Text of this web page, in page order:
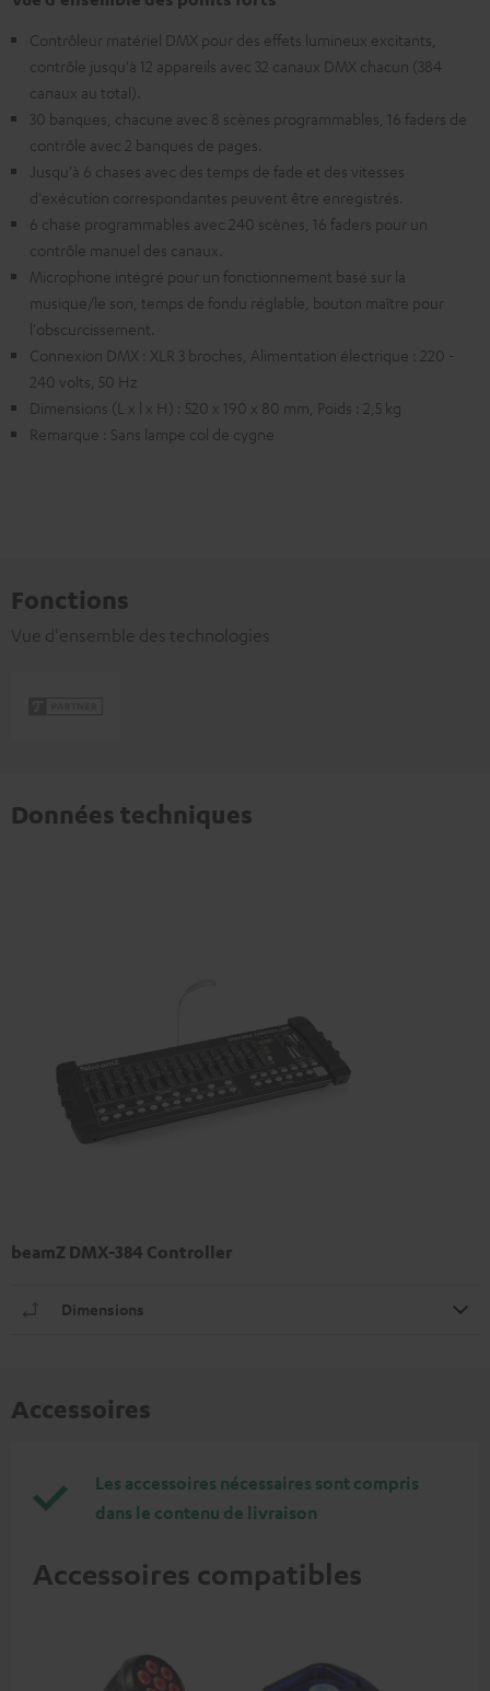
Contrôleur matériel DMX pour des effets lumineux excitants,
contrôle jusqu'à 12 appareils avec 32 canaux DMX chacun (384
canaux au total).
30 banques, chacune avec 8 scènes programmables, 16 faders de
contrôle avec 2 banques de pages.
Jusqu'à 6 chases avec des temps de fade et des vitesses
d'exécution correspondantes peuvent être enregistrés.
6 chase programmables avec 240 scènes, 16 faders pour un
contrôle manuel des canaux.
Microphone intégré pour un fonctionnement basé sur la
musique/le son, temps de fondu réglable, bouton maître pour
l'obscurcissement.
Connexion DMX : XLR 3 broches, Alimentation électrique : 220 -
240 volts, 50 Hz
Dimensions (L x l x H) : 520 x 190 x 80 mm, Poids : 2,5 kg
Remarque : Sans lampe col de cygne
Fonctions
Vue d'ensemble des technologies
Données techniques
beamZ DMX-384 Controller
Dimensions
Accessoires
Les accessoires nécessaires sont compris
dans le contenu de livraison
Accessoires compatibles